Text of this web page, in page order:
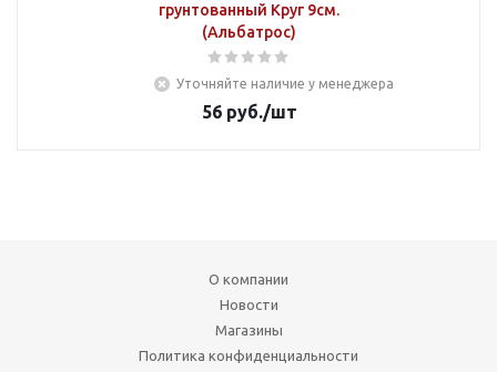
грунтованный Круг 9см.
(Альбатрос)
Уточняйте наличие у менеджера
56руб./шт
О компании
Новости
Магазины
Политика конфиденциальности